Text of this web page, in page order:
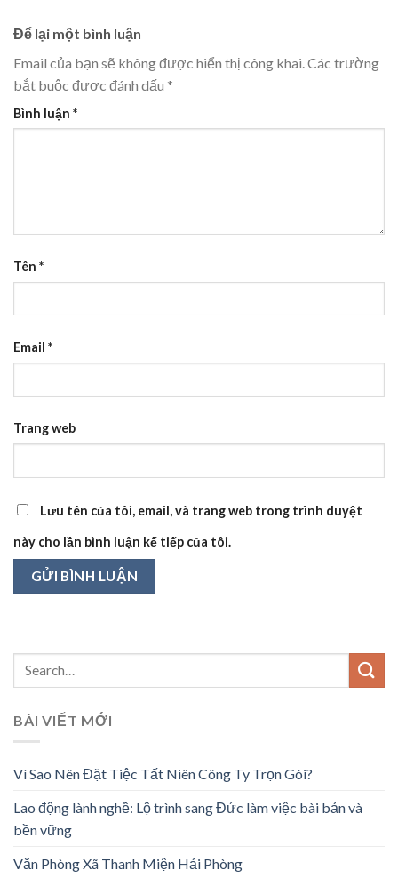
Để lại một bình luận
Email của bạn sẽ không được hiển thị công khai. Các trường
bắt buộc được đánh dấu *
Bình luận *
Tên *
Email *
Trang web
Lưu tên của tôi, email, và trang web trong trình duyệt
này cho lần bình luận kế tiếp của tôi.
BÀI VIẾT MỚI
Vì Sao Nên Đặt Tiệc Tất Niên Công Ty Trọn Gói?
Lao động lành nghề: Lộ trình sang Đức làm việc bài bản và
bền vững
Văn Phòng Xã Thanh Miện Hải Phòng